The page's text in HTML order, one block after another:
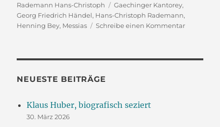
am
Rademann Hans-Christoph
Schlagwörter
Gaechinger Kantorey,
Georg Friedrich Händel, Hans-Christoph Rademann,
Henning Bey, Messias Schreibe einen Kommentarzu
NEUESTE BEITRÄGE
Klaus Huber, biografisch seziert
30. März 2026